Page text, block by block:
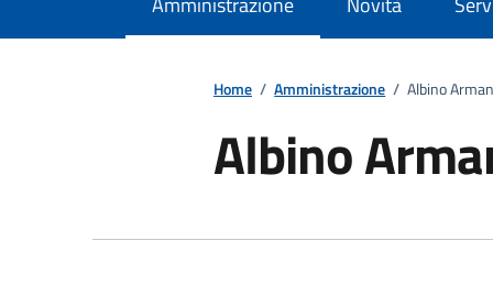
Home / Amministrazione / Albino
Albino